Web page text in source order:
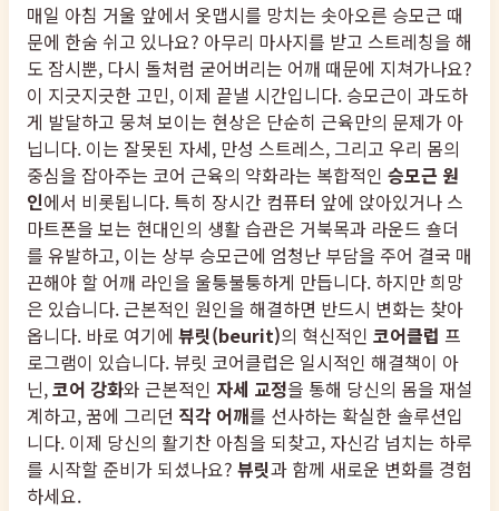
매일 아침 거울 앞에서 옷맵시를 망치는 솟아오른 승모근 때
문에 한숨 쉬고 있나요? 아무리 마사지를 받고 스트레칭을 해
도 잠시뿐, 다시 돌처럼 굳어버리는 어깨 때문에 지쳐가나요?
이 지긋지긋한 고민, 이제 끝낼 시간입니다. 승모근이 과도하
게 발달하고 뭉쳐 보이는 현상은 단순히 근육만의 문제가 아
닙니다. 이는 잘못된 자세, 만성 스트레스, 그리고 우리 몸의
중심을 잡아주는 코어 근육의 약화라는 복합적인 승모근 원
인에서 비롯됩니다. 특히 장시간 컴퓨터 앞에 앉아있거나 스
마트폰을 보는 현대인의 생활 습관은 거북목과 라운드 숄더
를 유발하고, 이는 상부 승모근에 엄청난 부담을 주어 결국 매
끈해야 할 어깨 라인을 울퉁불퉁하게 만듭니다. 하지만 희망
은 있습니다. 근본적인 원인을 해결하면 반드시 변화는 찾아
옵니다. 바로 여기에 뷰릿(beurit)의 혁신적인 코어클럽 프
로그램이 있습니다. 뷰릿 코어클럽은 일시적인 해결책이 아
닌,코어 강화와 근본적인 자세 교정을 통해 당신의 몸을 재설
계하고, 꿈에 그리던 직각 어깨를 선사하는 확실한 솔루션입
니다. 이제 당신의 활기찬 아침을 되찾고, 자신감 넘치는 하루
를 시작할 준비가 되셨나요? 뷰릿과 함께 새로운 변화를 경험
하세요.